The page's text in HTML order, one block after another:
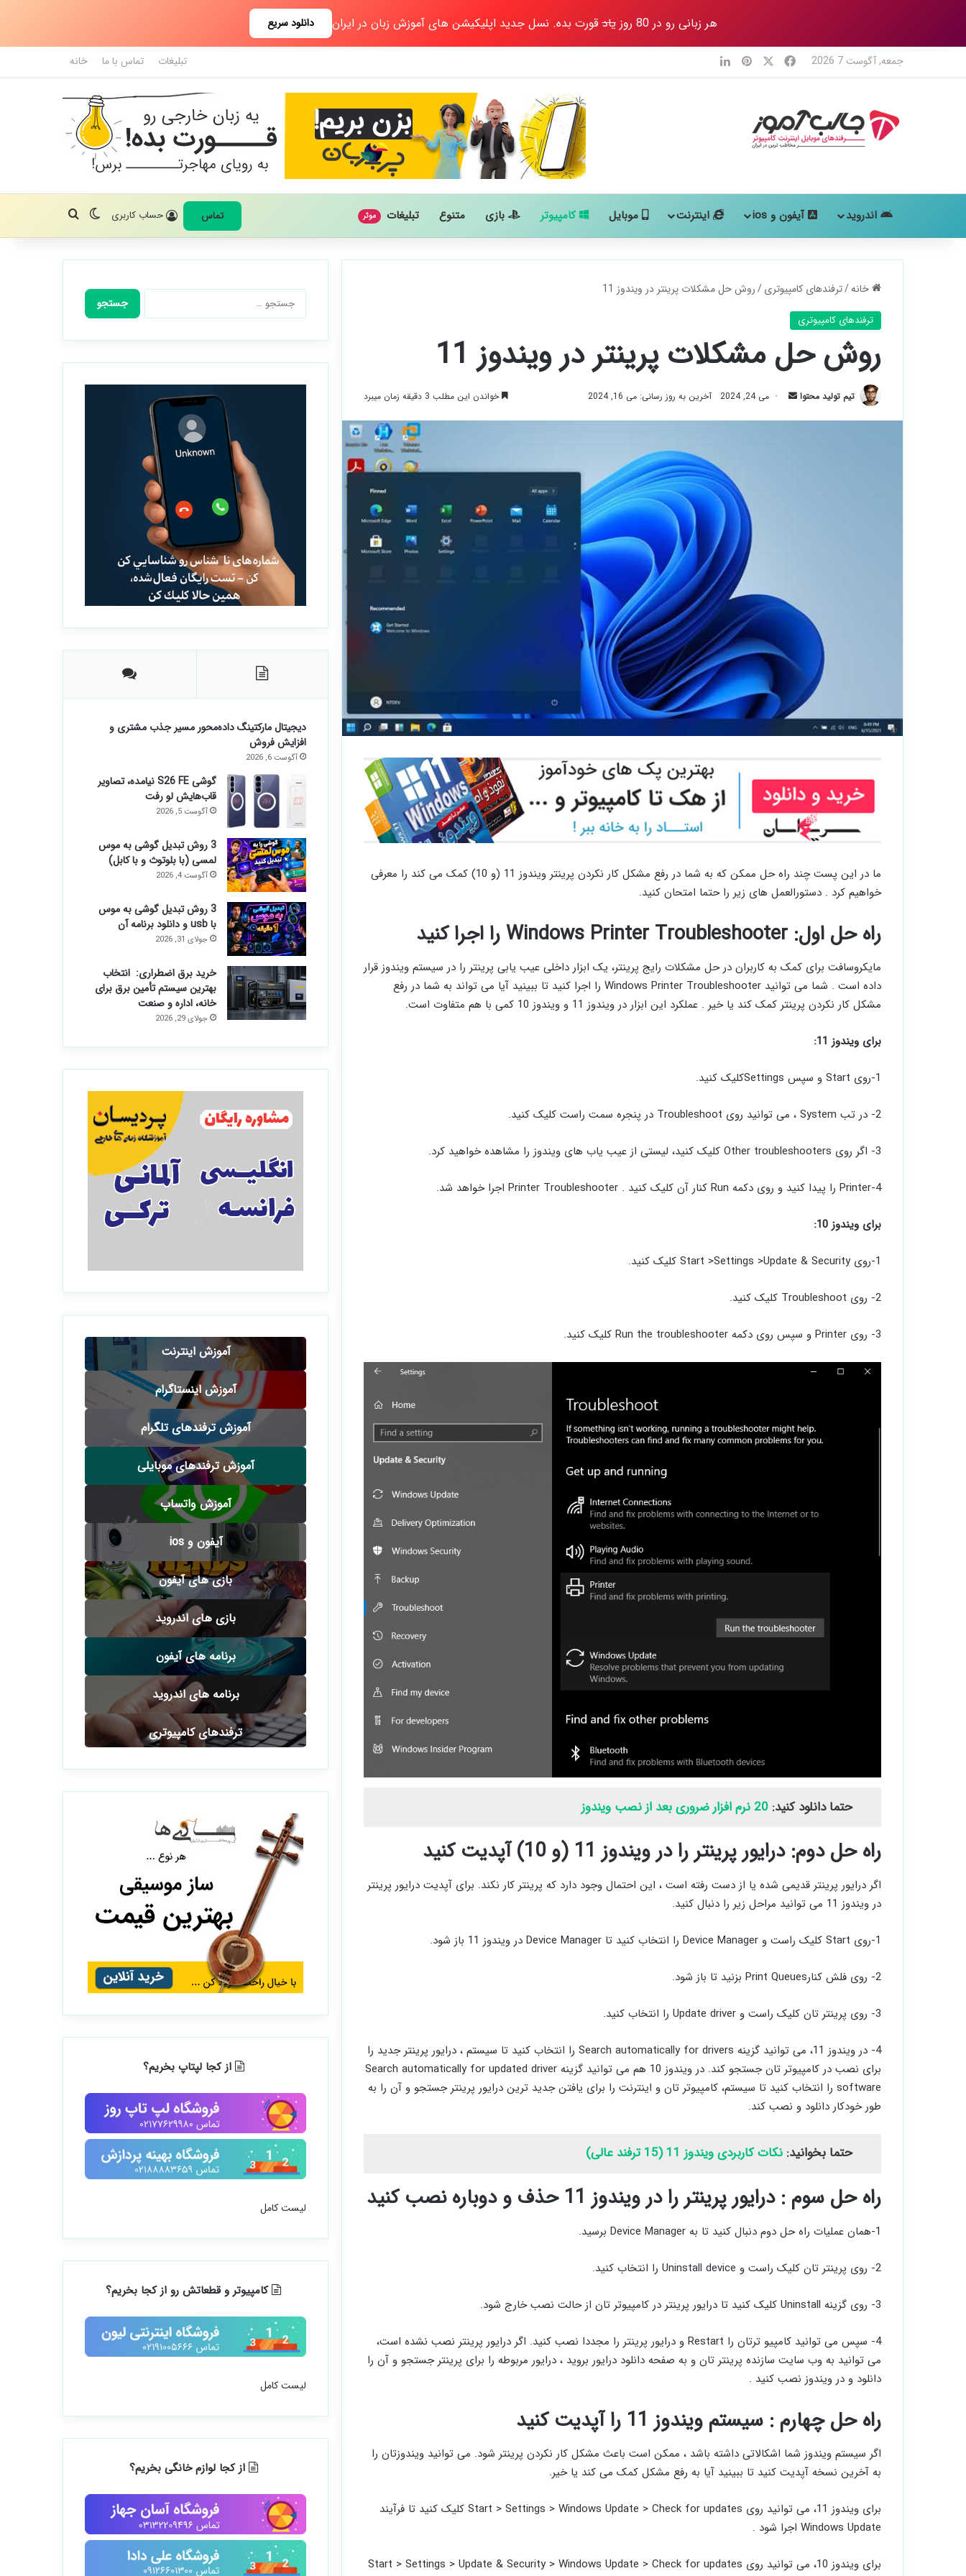
هر زبانی رو در 80 روز یادقورت بده. نسل جدید اپلیکیشن های آموزش زبان در ایران دانلود سریع
جمعه, آگوست 7 2026 فیس بوک‫پین‌ترست
لینکدین تبلیغات تماس با ما خانه
اندروید آیفون و ios اینترنت موبایل کامپیوتر بازی متنوع تبلیغات موثر تماس حساب کاربری تغییر پوسته
جستجو برای
خانه/ترفندهای کامپیوتری/روش حل مشکلات پرینتر در ویندوز 11
ترفندهای کامپیوتری
روش حل مشکلات پرینتر در ویندوز 11
تیم تولید محتوا
ارسال می 24, 2024 آخرین به روز رسانی: می 16, 2024 خواندن این مطلب 3 دقیقه زمان میبرد
ما در این پست چند راه حل ممکن که به شما در رفع مشکل کار نکردن پرینتر ویندوز 11 (و 10) کمک می کند را معرفی
خواهیم کرد . دستورالعمل های زیر را حتما امتحان کنید.
راه حل اول: Windows Printer Troubleshooter را اجرا کنید
مایکروسافت برای کمک به کاربران در حل مشکلات رایج پرینتر، یک ابزار داخلی عیب ‌یابی پرینتر را در سیستم ویندوز قرار
داده است . شما می ‌توانید Windows Printer Troubleshooter را اجرا کنید تا ببینید آیا می ‌تواند به شما در رفع
مشکل کار نکردن پرینتر کمک کند یا خیر . عملکرد این ابزار در ویندوز 11 و ویندوز 10 کمی با هم متفاوت است.
برای ویندوز 11:
1-روی Start و سپس Settingsکلیک کنید.
2- در تب System ، می ‌توانید روی Troubleshoot در پنجره سمت راست کلیک کنید.
3- اگر روی Other troubleshooters کلیک کنید، لیستی از عیب یاب های ویندوز را مشاهده خواهید کرد.
4-Printer را پیدا کنید و روی دکمه Run کنار آن کلیک کنید . Printer Troubleshooter اجرا خواهد شد.
برای ویندوز 10:
1-روی Start >Settings >Update & Security کلیک کنید.
2- روی Troubleshoot کلیک کنید.
3- روی Printer و سپس روی دکمه Run the troubleshooter کلیک کنید.
حتما دانلود کنید: 20 نرم افزار ضروری بعد از نصب ویندوز
راه حل دوم: درایور پرینتر را در ویندوز 11 (و 10) آپدیت کنید
اگر درایور پرینتر قدیمی شده یا از دست رفته است ، این احتمال وجود دارد که پرینتر کار نکند. برای آپدیت درایور پرینتر
در ویندوز 11 می توانید مراحل زیر را دنبال کنید.
1-روی Start کلیک راست و Device Manager را انتخاب کنید تا Device Manager در ویندوز 11 باز شود.
2- روی فلش کنارPrint Queues بزنید تا باز شود.
3- روی پرینتر تان کلیک راست و Update driver را انتخاب کنید.
4- در ویندوز 11، می ‌توانید گزینه Search automatically for drivers را انتخاب کنید تا سیستم ، درایور پرینتر جدید را
برای نصب در کامپیوتر تان جستجو ‌کند. در ویندوز 10 هم می توانید گزینه Search automatically for updated driver
software را انتخاب کنید تا سیستم، کامپیوتر تان و اینترنت را برای یافتن جدید ترین درایور پرینتر جستجو و آن را به
طور خودکار دانلود و نصب کند.
حتما بخوانید: نکات کاربردی ویندوز 11 (15 ترفند عالی)
راه حل سوم : درایور پرینتر را در ویندوز 11 حذف و دوباره نصب کنید
1-همان عملیات راه حل دوم دنبال کنید تا به Device Manager برسید.
2- روی پرینتر تان کلیک راست و Uninstall device را انتخاب کنید.
3- روی گزینه Uninstall کلیک کنید تا درایور پرینتر در کامپیوتر تان از حالت نصب خارج شود.
4- سپس می توانید کامپیو ترتان را Restart و درایور پرینتر را مجددا نصب کنید. اگر درایور پرینتر نصب نشده است،
می ‌توانید به وب ‌سایت سازنده پرینتر تان و به صفحه دانلود درایور بروید ، درایور مربوطه را برای پرینتر جستجو و آن را
دانلود و در ویندوز نصب کنید .
راه حل چهارم : سیستم ویندوز 11 را آپدیت کنید
اگر سیستم ویندوز شما اشکالاتی داشته باشد ، ممکن است باعث مشکل کار نکردن پرینتر شود. می توانید ویندوزتان را
به آخرین نسخه آپدیت کنید تا ببینید آیا به رفع مشکل کمک می کند یا خیر.
برای ویندوز 11، می توانید روی Start > Settings > Windows Update > Check for updates کلیک کنید تا فرآیند
Windows Update اجرا شود .
برای ویندوز 10، می‌ توانید روی Start > Settings > Update & Security > Windows Update > Check for updates
جستجو
برای:
دیجیتال مارکتینگ داده‌محور مسیر جذب مشتری و
افزایش فروش
آگوست 6, 2026
گوشی S26 FE نیامده، تصاویر
قاب‌هایش لو رفت
آگوست 5, 2026
3 روش تبدیل گوشی به موس
لمسی (با بلوتوث و با کابل)
آگوست 4, 2026
3 روش تبدیل گوشی به موس
با usb و دانلود برنامه آن
جولای 31, 2026
خرید برق اضطراری: انتخاب
بهترین سیستم تأمین برق برای
خانه، اداره و صنعت
جولای 29, 2026
آموزش اینترنت
آموزش اینستاگرام
آموزش ترفندهای تلگرام
آموزش ترفندهای موبایلی
آموزش واتساپ
آیفون و ios
بازی های آیفون
بازی های اندروید
برنامه های آیفون
برنامه های اندروید
ترفندهای کامپیوتری
از کجا لپتاپ بخریم؟
لیست کامل
کامپیوتر و قطعاتش رو از کجا بخریم؟
لیست کامل
از کجا لوازم خانگی بخریم؟